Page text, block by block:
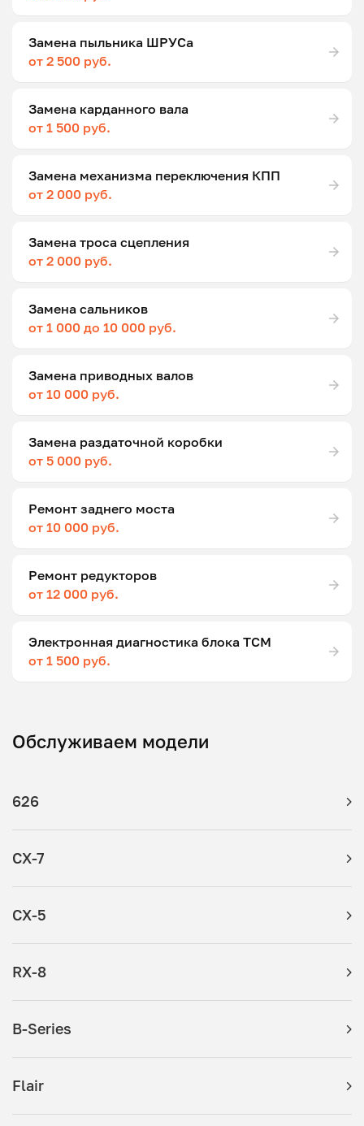
Замена пыльника ШРУСа
от 2 500 руб.
Замена карданного вала
от 1 500 руб.
Замена механизма переключения КПП
от 2 000 руб.
Замена троса сцепления
от 2 000 руб.
Замена сальников
от 1 000 до 10 000 руб.
Замена приводных валов
от 10 000 руб.
Замена раздаточной коробки
от 5 000 руб.
Ремонт заднего моста
от 10 000 руб.
Ремонт редукторов
от 12 000 руб.
Электронная диагностика блока ТСМ
от 1 500 руб.
Обслуживаем модели
626
CX-7
CX-5
RX-8
B-Series
Flair